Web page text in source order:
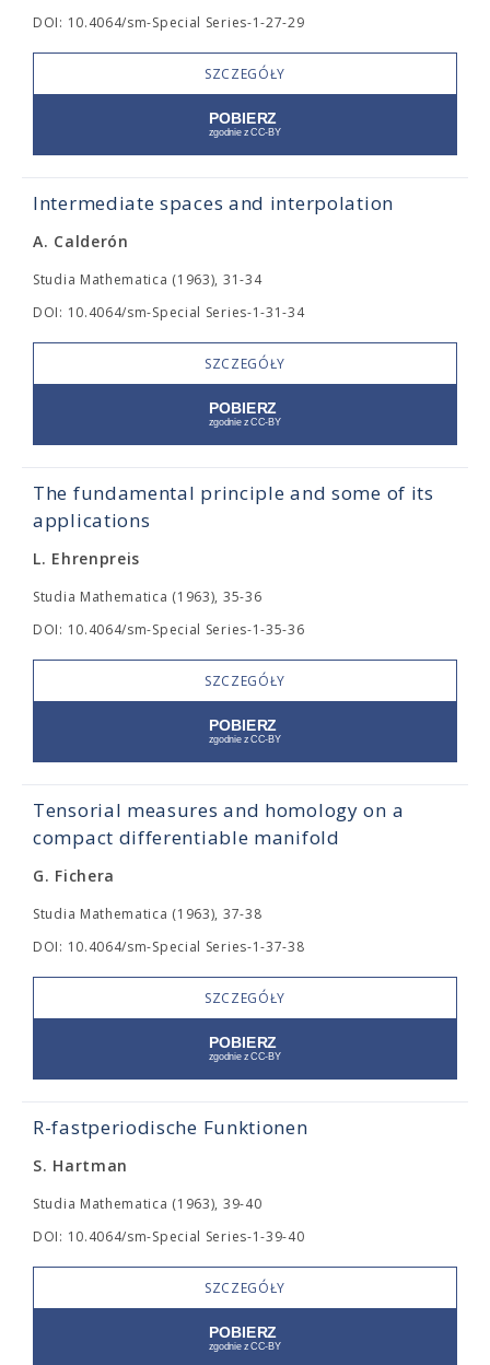
DOI: 10.4064/sm-Special Series-1-27-29
SZCZEGÓŁY
Intermediate spaces and interpolation
A. Calderón
Studia Mathematica (1963), 31-34
DOI: 10.4064/sm-Special Series-1-31-34
SZCZEGÓŁY
The fundamental principle and some of its
applications
L. Ehrenpreis
Studia Mathematica (1963), 35-36
DOI: 10.4064/sm-Special Series-1-35-36
SZCZEGÓŁY
Tensorial measures and homology on a
compact differentiable manifold
G. Fichera
Studia Mathematica (1963), 37-38
DOI: 10.4064/sm-Special Series-1-37-38
SZCZEGÓŁY
R-fastperiodische Funktionen
S. Hartman
Studia Mathematica (1963), 39-40
DOI: 10.4064/sm-Special Series-1-39-40
SZCZEGÓŁY